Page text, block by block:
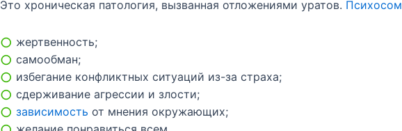
Это хроническая патология, вызванная отложениями уратов.
○ жертвенность;
○ самообман;
○ избегание конфликтных ситуаций из-за страха;
○ сдерживание агрессии и злости;
○ зависимость от мнения окружающих;